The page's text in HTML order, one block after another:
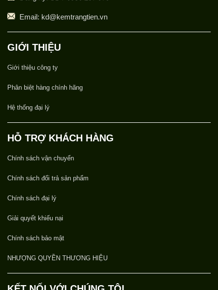
Email: kd@kemtrangtien.vn
GIỚI THIỆU
Giới thiệu công ty
Phân biệt hàng chính hãng
Hệ thống đại lý
HỖ TRỢ KHÁCH HÀNG
Chính sách vận chuyển
Chính sách đổi trả sản phẩm
Chính sách đại lý
Giải quyết khiếu nại
Chính sách bảo mật
NHƯỢNG QUYỀN THƯƠNG HIỆU